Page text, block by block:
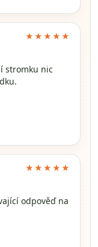
★★★★★
stromku nic
★★★★★
odpověď na